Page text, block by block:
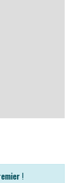
!